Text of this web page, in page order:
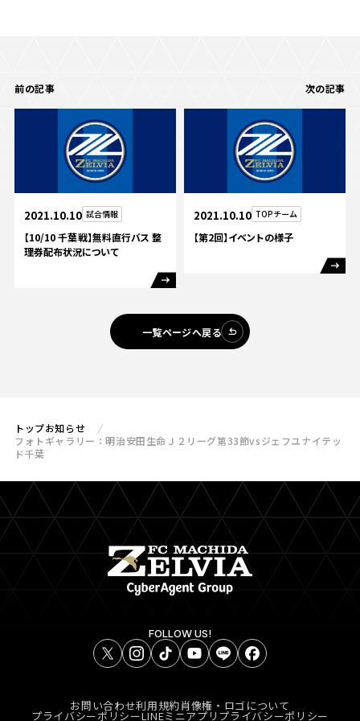
前の記事
2021.10.10 試合情報
【10/10 千葉戦】無料直行バス 整
理券配布状況について
次の記事
2021.10.10 TOPチーム
【第2回】イベントの様子
一覧ページへ戻る
トップお知らせ
フォトギャラリー：明治安田生命Ｊ２リーグ第33節vsジェフユナイテッ
ド千葉
FOLLOW US!
お問い合わせ利用規約肖像権・ロゴについて
プライバシーポリシーLINEミニアプリプライバシーポリシー